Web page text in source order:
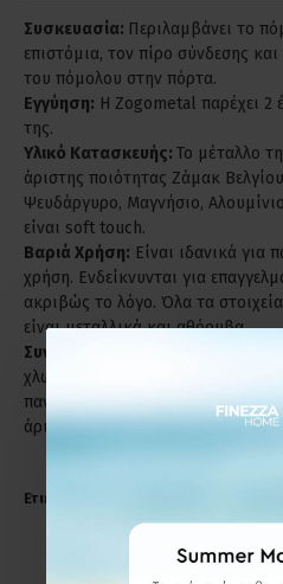
Συσκευασία: Περιλαμβάνει το
επιστόμια, τον πίρο σύνδεσης
του πόμολου στην πόρτα.
Εγγύηση: Η Zogometal παρέχει 2
της.
Υλικό Κατασκευής: Το μέταλλο
άριστης ποιότητας Ζάμακ
Ψευδάργυρο, Μαγνήσιο,
είναι soft touch.
Βαριά Χρήση: Είναι ιδανικά για
χρήση. Ενδείκνυνται για
ακριβώς το λόγο. Όλα τα
είναι μεταλλικά και αθόρυβα.
Συντήρηση:
Μη χρησιμοποιείτε
χλωριούχα υγρά για τον
πανί ή σκέτο νερό, είναι αρκετά
άριστη κατάσταση.
Ετικέτες: